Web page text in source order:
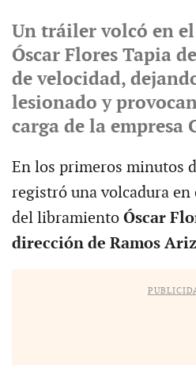
Un tráiler volcó en
Óscar Flores Tapia
de velocidad,
lesionado y
carga de la empresa
En los primeros minutos
registró una volcadura
del libramientoÓscar
dirección de Ramos